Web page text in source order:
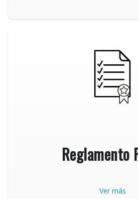
Reglamento
Ver más